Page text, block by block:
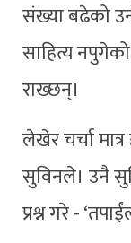
संख्या बढेको
साहित्य
राख्छन्।
लेखेर चर्चा
सुविनले। उनै
प्रश्न गरे -